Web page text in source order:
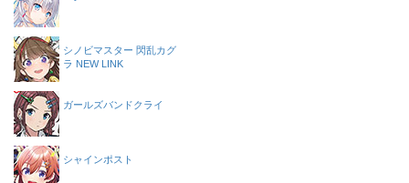
シノビマスター 閃乱カグ
ラ NEW LINK
ガールズバンドクライ
シャインポスト